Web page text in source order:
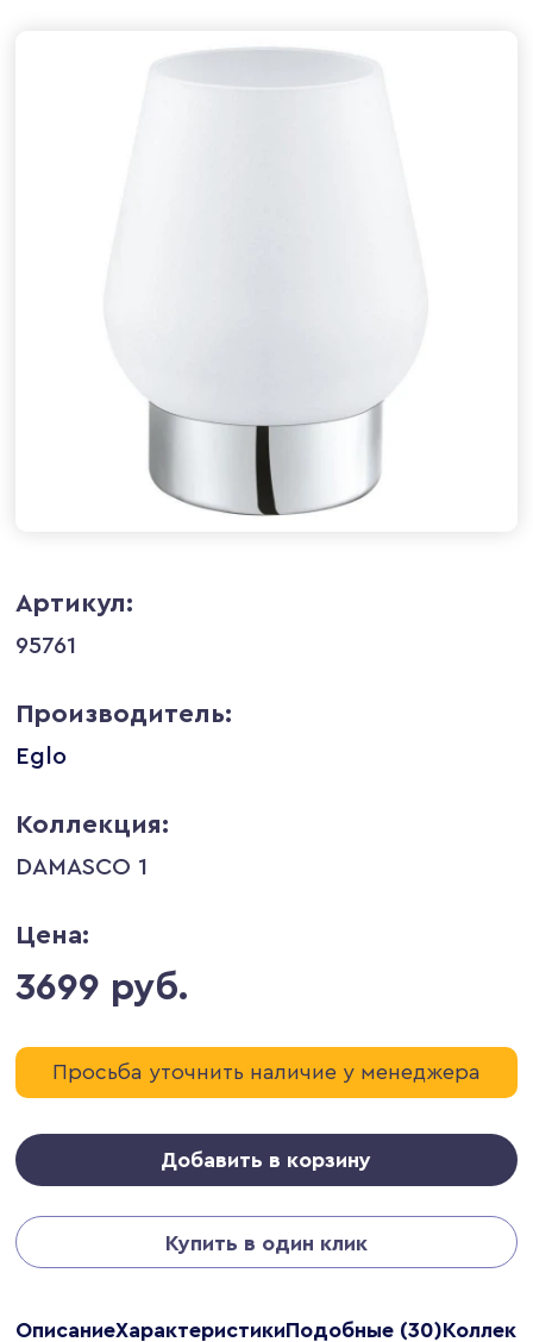
Артикул:
95761
Производитель:
Eglo
Коллекция:
DAMASCO 1
Цена:
3699 руб.
Просьба уточнить наличие у менеджера
Добавить в корзину
Купить в один клик
ОписаниеХарактеристикиПодобные (30)